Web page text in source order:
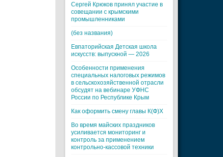
Cергей Крюков принял участие в
совещании с крымскими
промышленниками
(без названия)
Евпаторийская Детская школа
искусств: выпускной — 2026
Особенности применения
специальных налоговых режимов
в сельскохозяйственной отрасли
обсудят на вебинаре УФНС
России по Республике Крым
Как оформить смену главы К(Ф)Х
Во время майских праздников
усиливается мониторинг и
контроль за применением
контрольно-кассовой техники